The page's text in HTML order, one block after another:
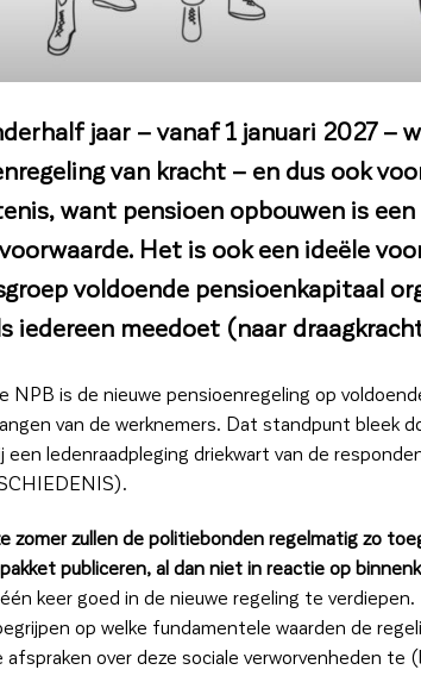
jaar – vanaf 1 januari 2027 –
van kracht – en dus ook
want pensioen opbouwen is
Het is ook een ideële
voldoende pensioenkapitaal
iedereen meedoet (naar
NPB is de nieuwe pensioenregeling op
van de werknemers. Dat standpunt bleek
een ledenraadpleging driekwart van de
zomer zullen de politiebonden regelmatig zo
publiceren, al dan niet in reactie op
keer goed in de nieuwe regeling te
op welke fundamentele waarden de
afspraken over deze sociale verworvenheden te